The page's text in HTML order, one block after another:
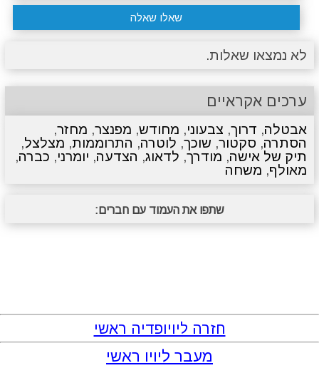
שאלו שאלה
לא נמצאו שאלות.
ערכים אקראיים
אבטלה, דרוך, צבעוני, מחודש, מפנצר, מחזר,
הסתרה, סקטור, שוכך, לוטרה, התרוממות, מצלצל,
תיק של אישה, מודרך, לדאוג, הצדעה, יומרני, כברה,
מאולף, משחה
שתפו את העמוד עם חברים:
חזרה ליויופדיה ראשי
מעבר ליויו ראשי